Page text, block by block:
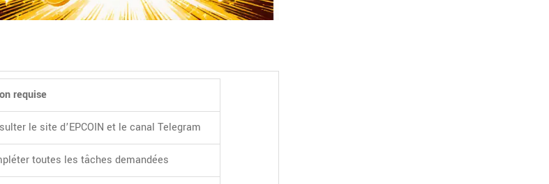
requise
le site d’EPCOIN et le canal Telegram
toutes les tâches demandées